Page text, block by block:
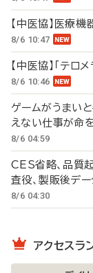
【中医協】医療
8/6 10:47
【中医協】「テ
8/6 10:46
ゲームがうま
えない仕事が命を
8/6 04:59
CES省略、品
査役、製販後デ
8/6 04:30
アクセスラ